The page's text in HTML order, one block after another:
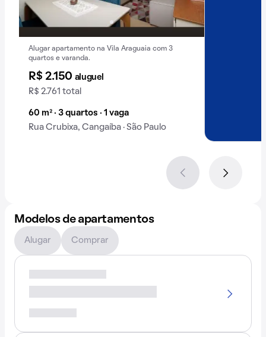
Alugar apartamento na Vila Araguaia com 3
quartos e varanda.
R$ 2.150 aluguel
R$ 2.761 total
60 m² · 3 quartos · 1 vaga
Rua Crubixa, Cangaíba · São Paulo
Modelos de apartamentos
Alugar Comprar